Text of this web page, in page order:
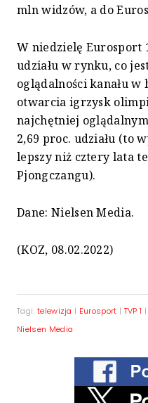
mln widzów, a do
W niedzielę Eurosport
udziału w rynku, co
oglądalności kanału
otwarcia igrzysk
najchętniej
2,69 proc. udziału (to
lepszy niż cztery lata
Pjongczangu).
Dane: Nielsen Media.
(KOZ, 08.02.2022)
Tagi: telewizja | Eurosport | TVP 1
Nielsen Media